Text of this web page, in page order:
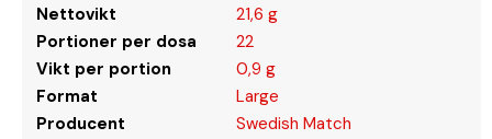
Nettovikt
21,6 g
Portioner per dosa
22
Vikt per portion
0,9 g
Format
Large
Producent
Swedish Match